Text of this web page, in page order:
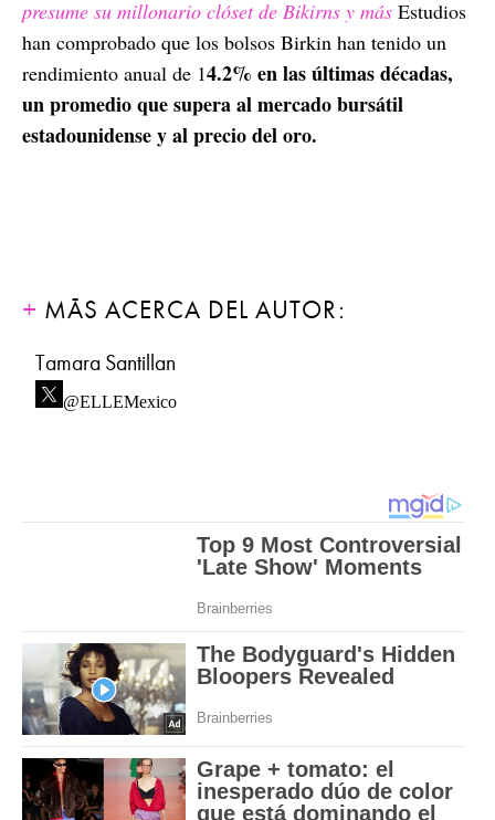
presume su millonario clóset de Bikirns y más Estudios
han comprobado que los bolsos Birkin han tenido un
rendimiento anual de 14.2% en las últimas décadas,
un promedio que supera al mercado bursátil
estadounidense y al precio del oro.
MÁS ACERCA DEL AUTOR:
Tamara Santillan
@ELLEMexico